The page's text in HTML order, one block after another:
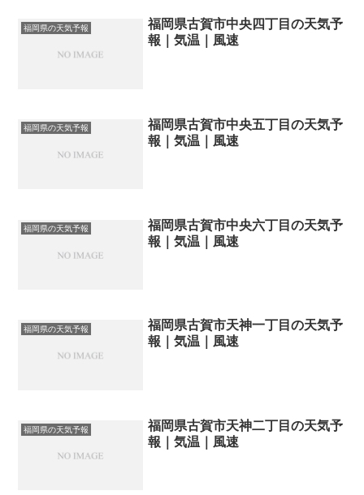
福岡県の天気予報
福岡県古賀市中央四丁目の天気予
報｜気温｜風速
福岡県の天気予報
福岡県古賀市中央五丁目の天気予
報｜気温｜風速
福岡県の天気予報
福岡県古賀市中央六丁目の天気予
報｜気温｜風速
福岡県の天気予報
福岡県古賀市天神一丁目の天気予
報｜気温｜風速
福岡県の天気予報
福岡県古賀市天神二丁目の天気予
報｜気温｜風速